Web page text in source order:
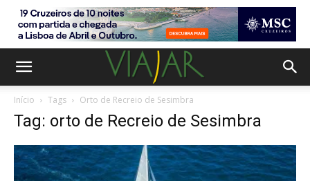
Início Tags Orto de Recreio de Sesimbra
Tag: orto de Recreio de Sesimbra